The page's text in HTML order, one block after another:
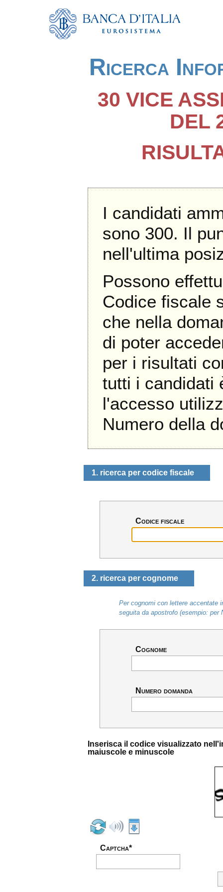
Ricerca
30 VICE
DEL
I candidati
sono 300. Il
nell'ultima
Possono
Codice fiscale
che nella
di poter
per i risultati
tutti i candidati
l'accesso
Numero della
1. ricerca per codice fiscale
Codice fiscale
2. ricerca per cognome
Per cognomi con lettere accentate
seguita da apostrofo (esempio: per
Cognome
Numero domanda
Inserisca il codice visualizzato
maiuscole e minuscole
Captcha*